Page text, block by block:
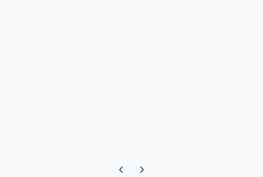
Предыдущий слайд карусели
Следующий слайд карусели